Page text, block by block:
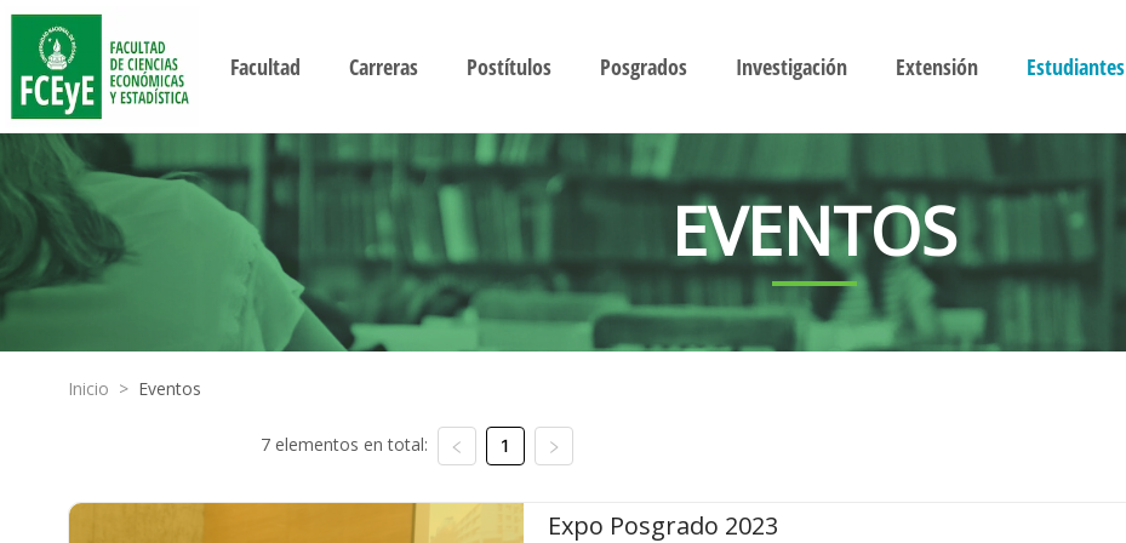
Facultad Carreras Postítulos Posgrados Investigación Extensión Estudiantes
EVENTOS
Inicio > Eventos
7 elementos en total: 1
Expo Posgrado 2023